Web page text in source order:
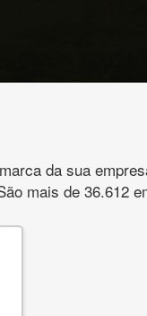
da sua
mais de 36.612